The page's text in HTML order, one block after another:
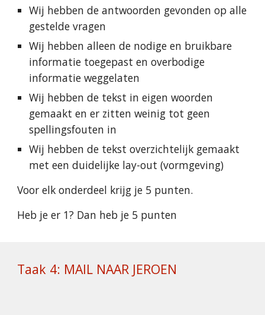
Wij hebben de antwoorden gevonden op alle
gestelde vragen
Wij hebben alleen de nodige en bruikbare
informatie toegepast en overbodige
informatie weggelaten
Wij hebben de tekst in eigen woorden
gemaakt en er zitten weinig tot geen
spellingsfouten in
Wij hebben de tekst overzichtelijk gemaakt
met een duidelijke lay-out (vormgeving)
Voor elk onderdeel krijg je 5 punten.
Heb je er 1? Dan heb je 5 punten
Taak 4: MAIL NAAR JEROEN